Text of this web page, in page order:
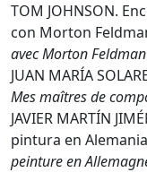
TOM JOHNSON.
con Morton
avec Morton Feldman
JUAN MARÍA
Mes maîtres de
JAVIER MARTÍN
pintura en
peinture en